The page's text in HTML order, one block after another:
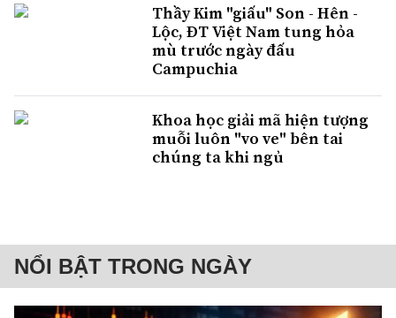
Thầy Kim "giấu" Son - Hên -
Lộc, ĐT Việt Nam tung hỏa
mù trước ngày đấu
Campuchia
Khoa học giải mã hiện tượng
muỗi luôn "vo ve" bên tai
chúng ta khi ngủ
NỔI BẬT TRONG NGÀY